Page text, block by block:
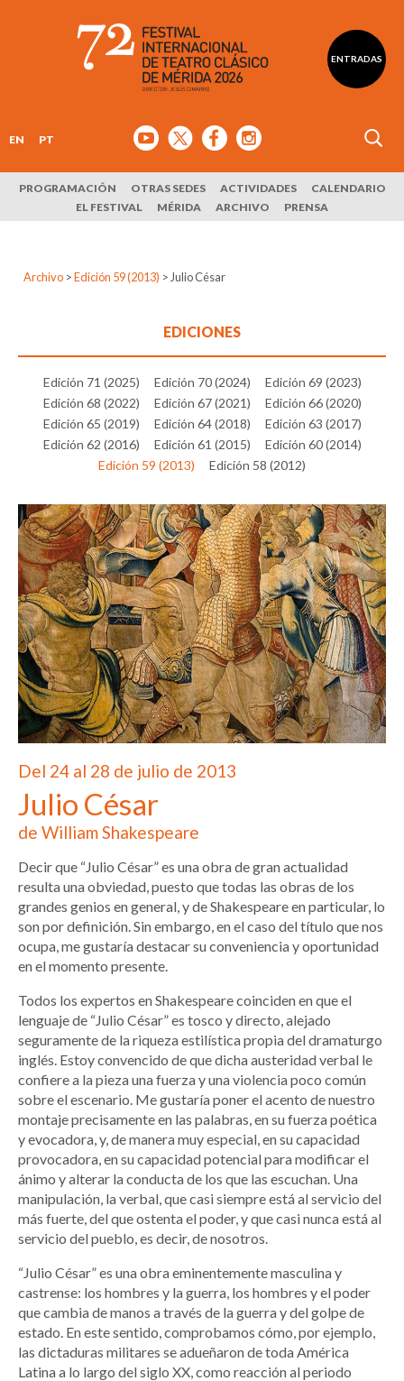
ENTRADAS
EN PT
PROGRAMACIÓN OTRAS SEDES ACTIVIDADES
CALENDARIO
EL FESTIVAL
MÉRIDA ARCHIVO PRENSA
Archivo > Edición 59 (2013) >Julio César
EDICIONES
Edición 71 (2025) Edición 70 (2024)
Edición 69 (2023)
Edición 68 (2022)
Edición 67 (2021)
Edición 66 (2020)
Edición 65 (2019)
Edición 64 (2018)
Edición 63 (2017)
Edición 62 (2016)
Edición 61 (2015)
Edición 60 (2014)
Edición 59 (2013)
Edición 58 (2012)
Del 24 al 28 de julio de 2013
Julio César
de William Shakespeare
Decir que “Julio César” es una obra de gran actualidad
resulta una obviedad, puesto que todas las obras de los
grandes genios en general, y de Shakespeare en particular, lo
son por definición. Sin embargo, en el caso del título que nos
ocupa, me gustaría destacar su conveniencia y oportunidad
en el momento presente.
Todos los expertos en Shakespeare coinciden en que el
lenguaje de “Julio César” es tosco y directo, alejado
seguramente de la riqueza estilística propia del dramaturgo
inglés. Estoy convencido de que dicha austeridad verbal le
confiere a la pieza una fuerza y una violencia poco común
sobre el escenario. Me gustaría poner el acento de nuestro
montaje precisamente en las palabras, en su fuerza poética
y evocadora, y, de manera muy especial, en su capacidad
provocadora, en su capacidad potencial para modificar el
ánimo y alterar la conducta de los que las escuchan. Una
manipulación, la verbal, que casi siempre está al servicio del
más fuerte, del que ostenta el poder, y que casi nunca está al
servicio del pueblo, es decir, de nosotros.
“Julio César” es una obra eminentemente masculina y
castrense: los hombres y la guerra, los hombres y el poder
que cambia de manos a través de la guerra y del golpe de
estado. En este sentido, comprobamos cómo, por ejemplo,
las dictaduras militares se adueñaron de toda América
Latina a lo largo del siglo XX, como reacción al periodo